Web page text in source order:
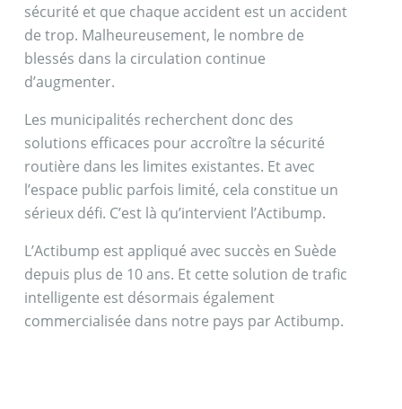
sécurité et que chaque accident est un accident
de trop. Malheureusement, le nombre de
blessés dans la circulation continue
d’augmenter.
Les municipalités recherchent donc des
solutions efficaces pour accroître la sécurité
routière dans les limites existantes. Et avec
l’espace public parfois limité, cela constitue un
sérieux défi. C’est là qu’intervient l’Actibump.
L’Actibump est appliqué avec succès en Suède
depuis plus de 10 ans. Et cette solution de trafic
intelligente est désormais également
commercialisée dans notre pays par Actibump.